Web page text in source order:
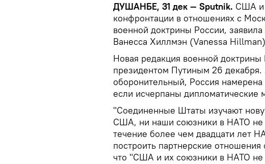
ДУШАНБЕ, 31 дек — Sputnik. США и
конфронтации в отношениях с
военной доктрины России, заявила
Ванесса Хиллмэн (Vanessa
Новая редакция военной
президентом Путиным 26
оборонительный, Россия
если исчерпаны дипломатические
"Соединенные Штаты изучают
США, ни наши союзники в НАТО не
течение более чем двадцати лет
построить партнерские
что "США и их союзники в НАТО не